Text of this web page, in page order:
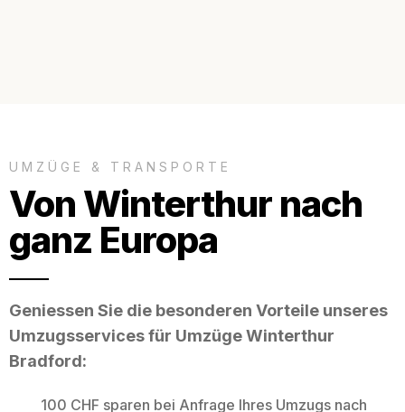
UMZÜGE & TRANSPORTE
Von Winterthur nach
ganz Europa
Geniessen Sie die besonderen Vorteile unseres
Umzugsservices für Umzüge Winterthur
Bradford:
100 CHF sparen bei Anfrage Ihres Umzugs nach